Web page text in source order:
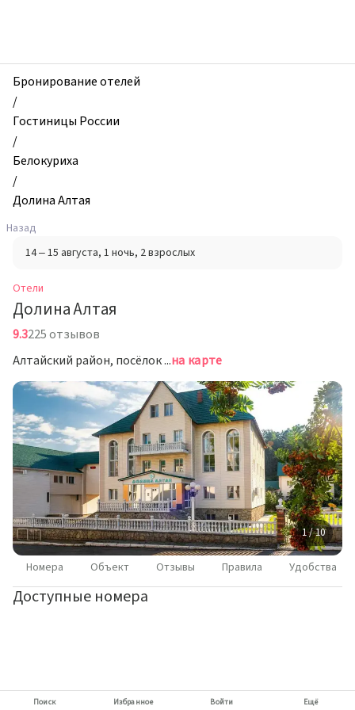
Долина
Алтая,
Белокуриха,
Россия
Бронирование отелей
/
Гостиницы России
/
Белокуриха
/
Долина Алтая
Назад
14 – 15 августа, 1 ночь, 2 взрослых
Отели
Долина Алтая
9.3225 отзывов
Алтайский район, посёлок Даниловка, Лесная улица, 10на карте
1 / 10
Номера Объект Отзывы Правила Удобства
Доступные номера
Поиск Избранное Войти Ещё